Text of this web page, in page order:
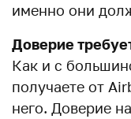
именно они
Доверие
Как и с
получаете от
него. Доверие